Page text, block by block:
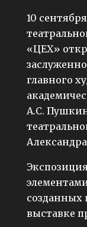
10
«ЦЕХ»
главного
А.С.
созданных
выставке